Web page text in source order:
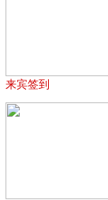
来宾签到